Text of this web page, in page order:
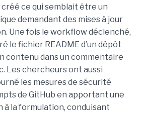
ce qui semblait être un
demandant des mises à jour
Une fois le workflow déclenché,
le fichier README d’un dépôt
contenu dans un commentaire
Les chercheurs ont aussi
les mesures de sécurité
de GitHub en apportant une
à la formulation, conduisant